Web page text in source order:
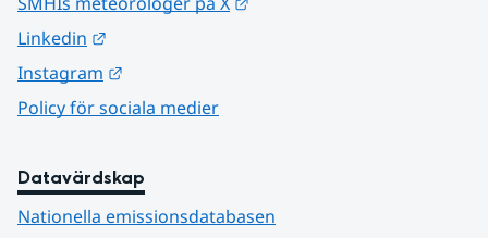
Linkedin
Instagram
Policy för sociala medier
Datavärdskap
Nationella emissionsdatabasen